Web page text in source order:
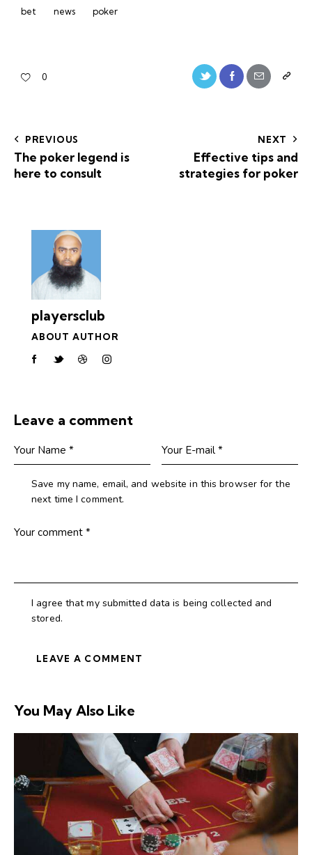
bet news poker
0
PREVIOUS
The poker legend is
here to consult
NEXT
Effective tips and
strategies for poker
playersclub
ABOUT AUTHOR
Leave a comment
Save my name, email, and website in this browser for the
next time I comment.
I agree that my submitted data is being collected and
stored.
You May Also Like